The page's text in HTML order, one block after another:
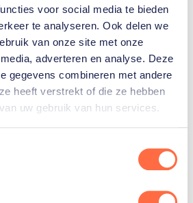
voor social media te bieden
te analyseren. Ook delen we
van onze site met onze
adverteren en analyse. Deze
gegevens combineren met andere
heeft verstrekt of die ze hebben
uw gebruik van hun services.
en